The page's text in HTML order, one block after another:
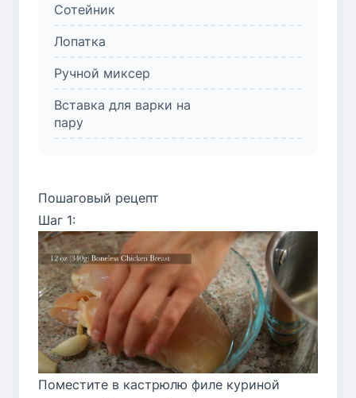
Сотейник
Лопатка
Ручной миксер
Вставка для варки на
пару
Пошаговый рецепт
Шаг 1:
Поместите в кастрюлю филе куриной